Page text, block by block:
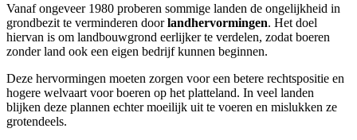
Vanaf ongeveer 1980 proberen sommige landen de ongelijkheid in
grondbezit te verminderen doorlandhervormingen. Het doel
hiervan is om landbouwgrond eerlijker te verdelen, zodat boeren
zonder land ook een eigen bedrijf kunnen beginnen.
Deze hervormingen moeten zorgen voor een betere rechtspositie en
hogere welvaart voor boeren op het platteland. In veel landen
blijken deze plannen echter moeilijk uit te voeren en mislukken ze
grotendeels.